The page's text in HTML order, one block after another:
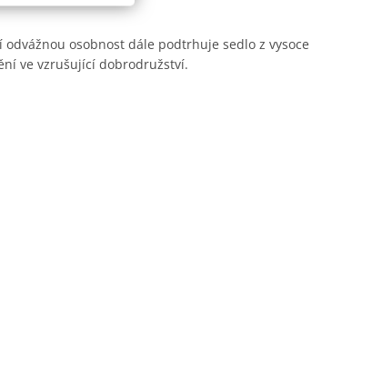
osobnost dále podtrhuje sedlo z vysoce
ve vzrušující dobrodružství.